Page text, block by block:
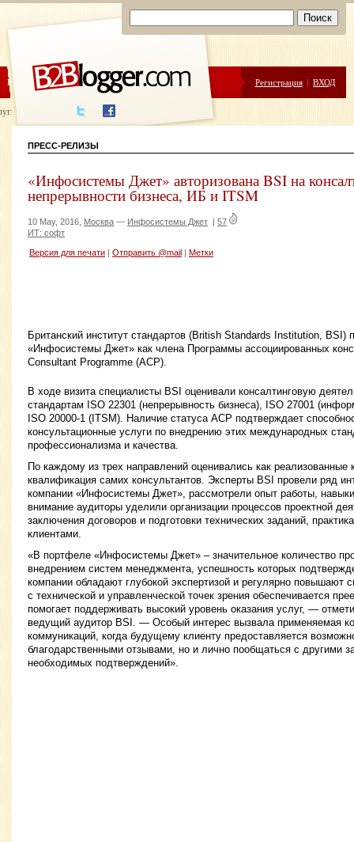
ЦЕНЫ ПОМОЩЬ Регистрация | ВХОД
написания
ПРЕСС-РЕЛИЗЫ
«Инфосистемы Джет» авторизована BSI на
непрерывности бизнеса, ИБ и ITSM
10 May, 2016, Москва — Инфосистемы Джет | 57
ИТ: софт
Версия для печати Отправить @mail Метки
Британский институт стандартов (British Standards Institution, BSI)
«Инфосистемы Джет» как члена Программы ассоциированных
Consultant Programme (ACP).
В ходе визита специалисты BSI оценивали консалтинговую
стандартам ISO 22301 (непрерывность бизнеса), ISO 27001
ISO 20000-1 (ITSM). Наличие статуса ACP подтверждает
консультационные услуги по внедрению этих международных
профессионализма и качества.
По каждому из трех направлений оценивались как реализованные
квалификация самих консультантов. Эксперты BSI провели ряд
компании «Инфосистемы Джет», рассмотрели опыт работы,
внимание аудиторы уделили организации процессов проектной
заключения договоров и подготовки технических заданий,
клиентами.
«В портфеле «Инфосистемы Джет» ‒ значительное количество
внедрением систем менеджмента, успешность которых
компании обладают глубокой экспертизой и регулярно
с технической и управленческой точек зрения обеспечивается
помогает поддерживать высокий уровень оказания услуг, —
ведущий аудитор BSI. — Особый интерес вызвала применяемая
коммуникаций, когда будущему клиенту предоставляется
благодарственными отзывами, но и лично пообщаться с другими
необходимых подтверждений».